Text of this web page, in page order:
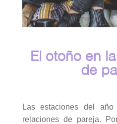
El otoño en
de
Las estaciones del
relaciones de pareja.